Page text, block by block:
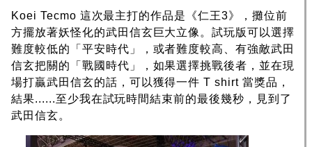
Koei Tecmo 這次最主打的作品是《仁王3》，攤位前
方擺放著妖怪化的武田信玄巨大立像。試玩版可以選擇
難度較低的「平安時代」，或者難度較高、有強敵武田
信玄把關的「戰國時代」，如果選擇挑戰後者，並在現
場打贏武田信玄的話，可以獲得一件 T shirt 當獎品，
結果......至少我在試玩時間結束前的最後幾秒，見到了
武田信玄。